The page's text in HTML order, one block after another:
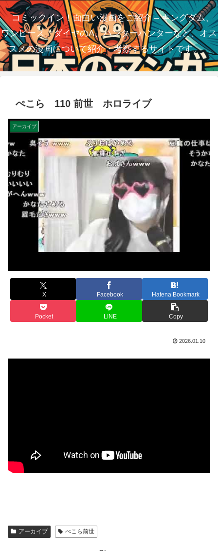
コミックイン！面白い漫画をご紹介 – キングダム、
ワンピース、ダイヤのA、ハンターハンターなど、オス
スメの漫画について紹介・考察するサイトです。
ぺこら 110 前世 ホロライブ
アーカイブ
X Facebook Hatena Bookmark
Pocket LINE Copy
2026.01.10
アーカイブ ぺこら前世